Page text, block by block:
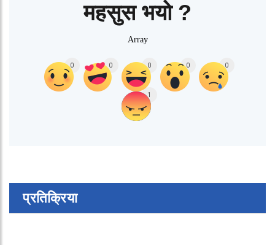
महसुस भयो ?
Array
0 0 0 0 0
1
प्रतिक्रिया